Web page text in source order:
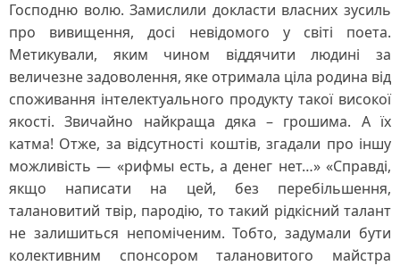
Господню волю. Замислили докласти власних зусиль
про вивищення, досі невідомого у світі поета.
Метикували, яким чином віддячити людині за
величезне задоволення, яке отримала ціла родина від
споживання інтелектуального продукту такої високої
якості. Звичайно найкраща дяка – грошима. А їх
катма! Отже, за відсутності коштів, згадали про іншу
можливість — «рифмы есть, а денег нет…» «Справді,
якщо написати на цей, без перебільшення,
талановитий твір, пародію, то такий рідкісний талант
не залишиться непоміченим. Тобто, задумали бути
колективним спонсором талановитого майстра